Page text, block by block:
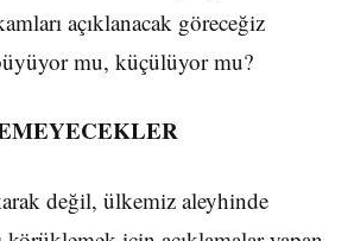
açıklanacak göreceğiz
mu, küçülüyor mu?
değil, ülkemiz aleyhinde